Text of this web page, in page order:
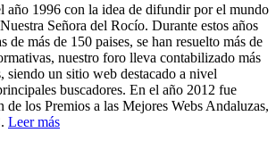
año 1996 con la idea de difundir por el mundo
Señora del Rocío. Durante estos años
de más de 150 paises, se han resuelto más de
nuestro foro lleva contabilizado más
siendo un sitio web destacado a nivel
buscadores. En el año 2012 fue
los Premios a las Mejores Webs Andaluzas,
Leer más